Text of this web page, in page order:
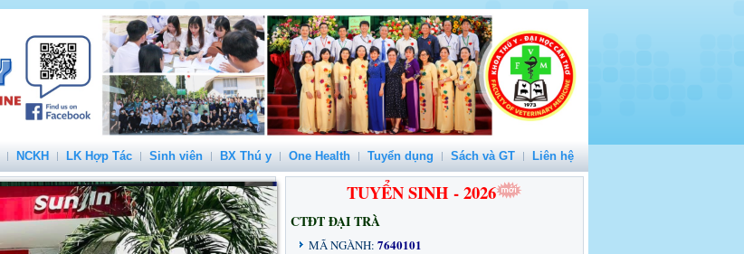
NCKH LK Hợp Tác Sinh viên BX Thú y One Health Tuyển dụng Sách và GT Liên hệ
TUYỂN SINH - 2026
CTĐT ĐẠI TRÀ
MÃ NGÀNH: 7640101